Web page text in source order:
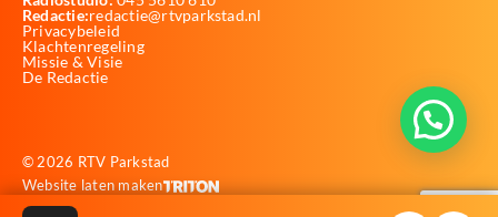
Redactie:redactie@rtvparkstad.nl
Privacybeleid
Klachtenregeling
Missie & Visie
De Redactie
© 2026 RTV Parkstad
Website laten maken